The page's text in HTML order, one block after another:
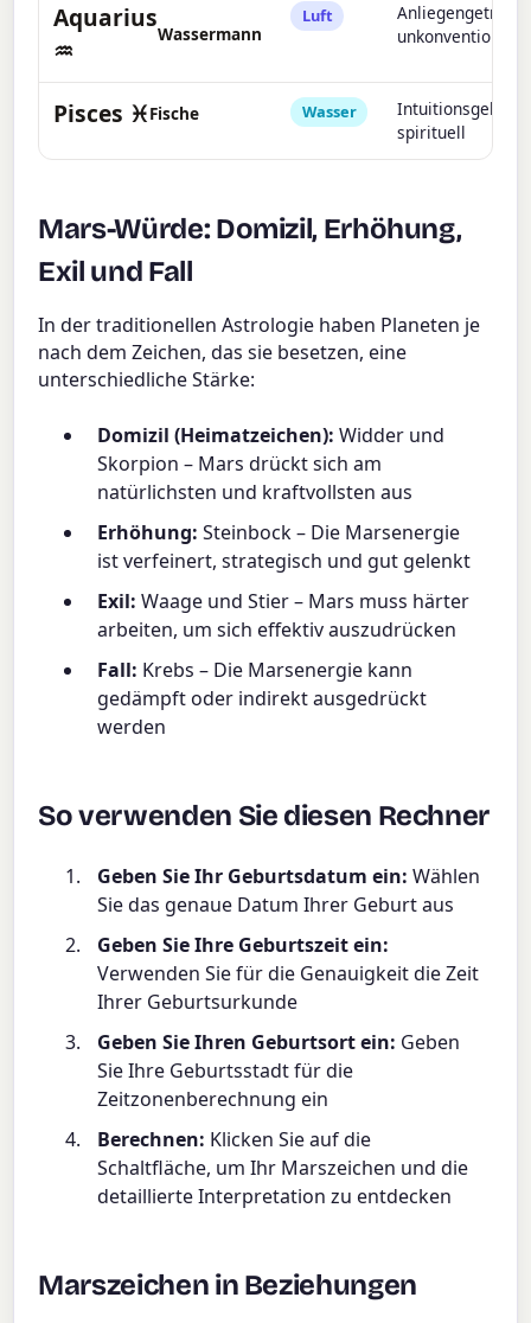
Aquarius
♒
Wassermann
Luft
unkonventionell
Pisces ♓Fische Wasser
spirituell
Mars-Würde: Domizil, Erhöhung,
Exil und Fall
In der traditionellen Astrologie haben Planeten je
nach dem Zeichen, das sie besetzen, eine
unterschiedliche Stärke:
Domizil (Heimatzeichen): Widder und
Skorpion – Mars drückt sich am
natürlichsten und kraftvollsten aus
Erhöhung: Steinbock – Die Marsenergie
ist verfeinert, strategisch und gut gelenkt
Exil: Waage und Stier – Mars muss härter
arbeiten, um sich effektiv auszudrücken
Fall: Krebs – Die Marsenergie kann
gedämpft oder indirekt ausgedrückt
werden
So verwenden Sie diesen Rechner
Geben Sie Ihr Geburtsdatum ein: Wählen
Sie das genaue Datum Ihrer Geburt aus
Geben Sie Ihre Geburtszeit ein:
Verwenden Sie für die Genauigkeit die Zeit
Ihrer Geburtsurkunde
Geben Sie Ihren Geburtsort ein: Geben
Sie Ihre Geburtsstadt für die
Zeitzonenberechnung ein
Berechnen: Klicken Sie auf die
Schaltfläche, um Ihr Marszeichen und die
detaillierte Interpretation zu entdecken
Marszeichen in Beziehungen